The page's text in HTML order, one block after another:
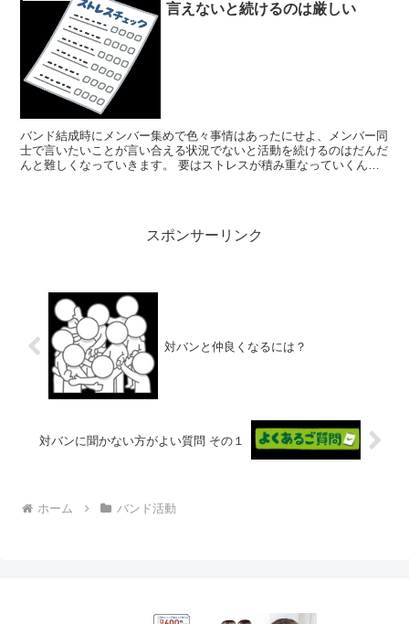
言えないと続けるのは厳しい
バンド結成時にメンバー集めで色々事情はあったにせよ、メンバー同
士で言いたいことが言い合える状況でないと活動を続けるのはだんだ
んと難しくなっていきます。 要はストレスが積み重なっていくんで
スポンサーリンク
対バンと仲良くなるには？
対バンに聞かない方がよい質問 その１
ホーム バンド活動